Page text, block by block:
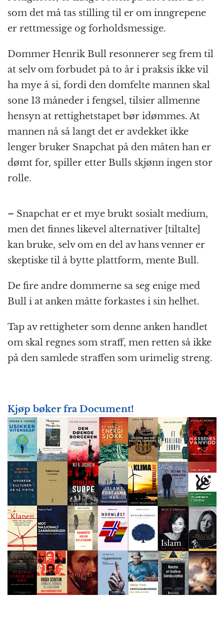
som det må tas stilling til er om inngrepene
er rettmessige og forholdsmessige.
Dommer Henrik Bull resonnerer seg frem til
at selv om forbudet på to år i praksis ikke vil
ha mye å si, fordi den domfelte mannen skal
sone 13 måneder i fengsel, tilsier allmenne
hensyn at rettighetstapet bør idømmes. At
mannen nå så langt det er avdekket ikke
lenger bruker Snapchat på den måten han er
dømt for, spiller etter Bulls skjønn ingen stor
rolle.
– Snapchat er et mye brukt sosialt medium,
men det finnes likevel alternativer [tiltalte]
kan bruke, selv om en del av hans venner er
skeptiske til å bytte plattform, mente Bull.
De fire andre dommerne sa seg enige med
Bull i at anken måtte forkastes i sin helhet.
Tap av rettigheter som denne anken handlet
om skal regnes som straff, men retten så ikke
på den samlede straffen som urimelig streng.
Kjøp bøker fra Document!